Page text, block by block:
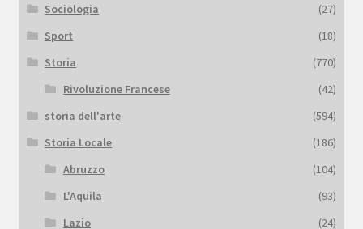
Sociologia
(27)
Sport
(18)
Storia
(770)
Rivoluzione Francese
(42)
storia dell'arte
(594)
Storia Locale
(186)
Abruzzo
(104)
L'Aquila
(93)
Lazio
(24)